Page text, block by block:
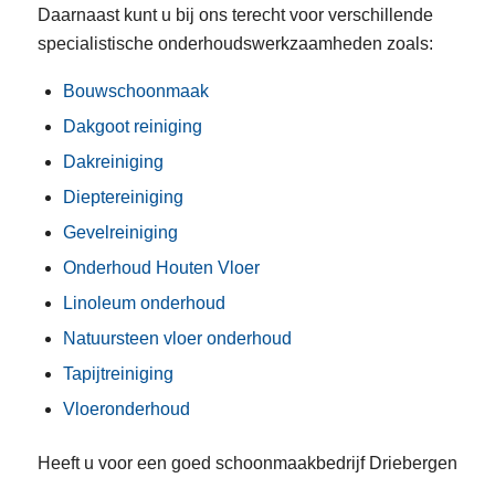
Daarnaast kunt u bij ons terecht voor verschillende
specialistische onderhoudswerkzaamheden zoals:
Bouwschoonmaak
Dakgoot reiniging
Dakreiniging
Dieptereiniging
Gevelreiniging
Onderhoud Houten Vloer
Linoleum onderhoud
Natuursteen vloer onderhoud
Tapijtreiniging
Vloeronderhoud
Heeft u voor een goed schoonmaakbedrijf Driebergen